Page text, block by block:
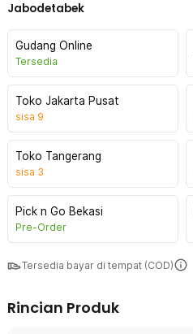
Jabodetabek
Gudang Online
Tersedia
Toko Jakarta Pusat
sisa 9
Toko Tangerang
sisa 3
Pick n Go Bekasi
Pre-Order
Tersedia bayar di tempat (COD)
Rincian Produk